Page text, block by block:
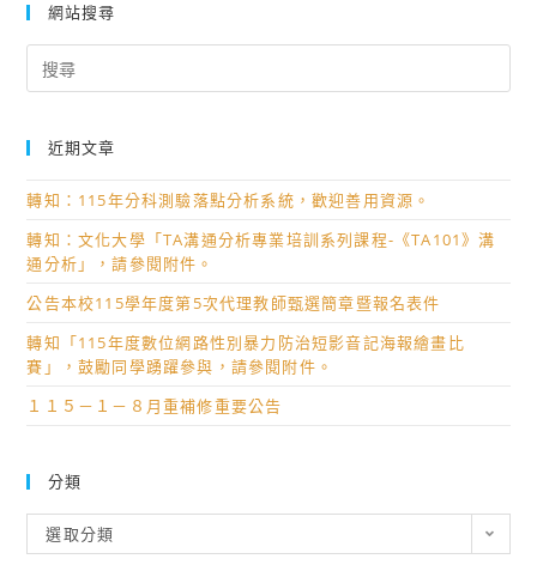
網站搜尋
for:
近期文章
轉知：115年分科測驗落點分析系統，歡迎善用資源。
轉知：文化大學「TA溝通分析專業培訓系列課程-《TA101》溝
通分析」，請參閱附件。
公告本校115學年度第5次代理教師甄選簡章暨報名表件
轉知「115年度數位網路性別暴力防治短影音記海報繪畫比
賽」，鼓勵同學踴躍參與，請參閱附件。
１１５－１－８月重補修重要公告
分類
類
選取分類